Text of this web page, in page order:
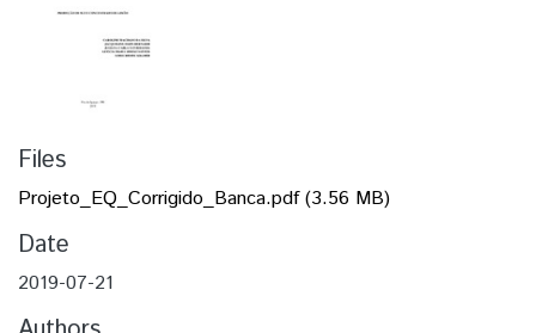
Files
Projeto_EQ_Corrigido_Banca.pdf(3.56 MB)
Date
2019-07-21